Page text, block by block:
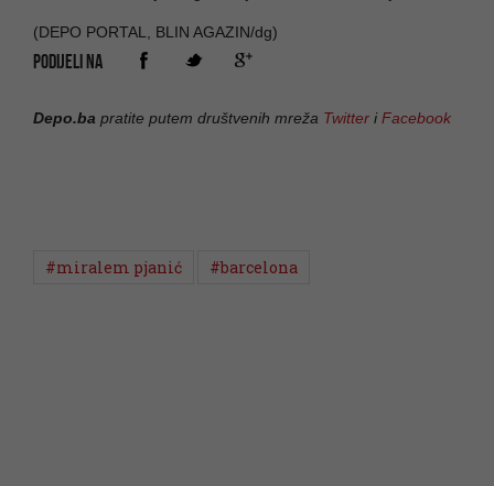
(DEPO PORTAL, BLIN AGAZIN/dg)
PODIJELI NA
Depo.ba pratite putem društvenih mreža Twitter iFacebook
#miralem pjanić #barcelona